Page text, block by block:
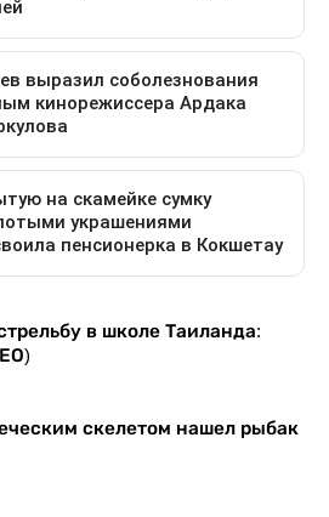
в школе Таиланда:
скелетом нашел рыбак